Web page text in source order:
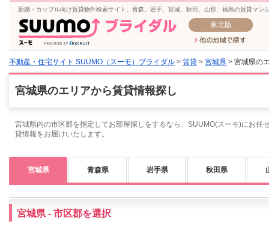
新婚・カップル向け賃貸物件検索サイト。青森、岩手、宮城、秋田、山形、福島の賃貸マン
東北版
不動産・住宅サイト SUUMO（スーモ）ブライダル > 賃貸 > 宮城県 > 宮城県の
宮城県のエリアから賃貸情報探し
宮城県内の市区郡を指定してお部屋探しをするなら、SUUMO(スーモ)にお
貸情報をお届けいたします。
宮城県 青森県 岩手県 秋田県
宮城県 - 市区郡を選択